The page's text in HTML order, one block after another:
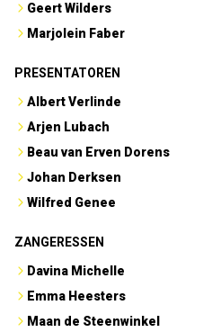
Geert Wilders
Marjolein Faber
PRESENTATOREN
Albert Verlinde
Arjen Lubach
Beau van Erven Dorens
Johan Derksen
Wilfred Genee
ZANGERESSEN
Davina Michelle
Emma Heesters
Maan de Steenwinkel